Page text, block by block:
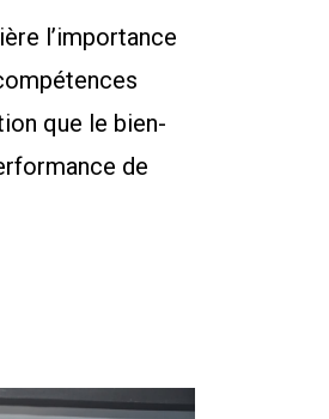
l’importance
que le bien-
de